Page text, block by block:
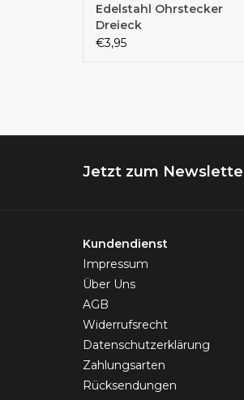
Edelstahl Ohrstecker
Dreieck
€3,95
Jetzt zum
Kundendienst
Impressum
Über Uns
AGB
Widerrufsrecht
Datenschutzerklärung
Zahlungsarten
Rücksendungen